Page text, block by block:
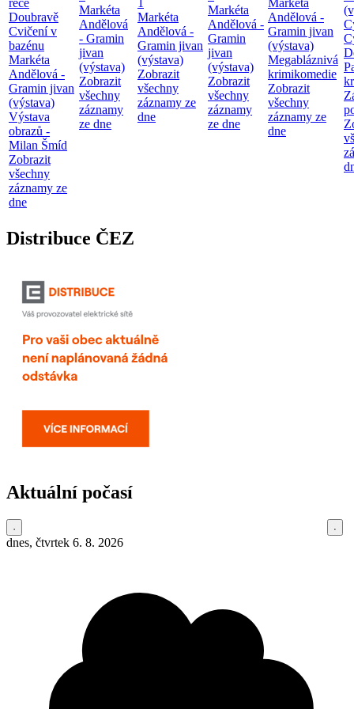
řece
Doubravě
Cvičení v
bazénu
Markéta
Andělová -
Gramin jivan
(výstava)
Výstava
obrazů -
Milan Šmíd
Zobrazit
všechny
záznamy ze
dne
Markéta
Andělová
- Gramin
jivan
(výstava)
Zobrazit
všechny
záznamy
ze dne
1
Markéta
Andělová -
Gramin jivan
(výstava)
Zobrazit
všechny
záznamy ze
dne
Markéta
Andělová -
Gramin
jivan
(výstava)
Zobrazit
všechny
záznamy
ze dne
Markéta
Andělová -
Gramin jivan
(výstava)
Megabláznivá
krimikomedie
Zobrazit
všechny
záznamy ze
dne
Distribuce ČEZ
Aktuální počasí
dnes, čtvrtek 6. 8. 2026